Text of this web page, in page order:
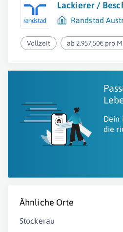
Lackierer /
Randstad
Vollzeit ab 2.957,50€ pro
Dein
die
Ähnliche Orte
Stockerau